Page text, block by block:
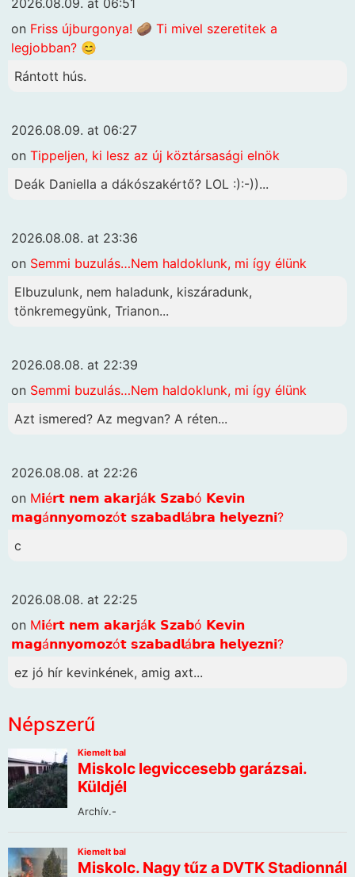
2026.08.09. at 06:51
on Friss újburgonya! 🥔 Ti mivel szeretitek a
legjobban? 😊
Rántott hús.
2026.08.09. at 06:27
on Tippeljen, ki lesz az új köztársasági elnök
Deák Daniella a dákószakértő? LOL :):-))...
2026.08.08. at 23:36
on Semmi buzulás…Nem haldoklunk, mi így élünk
Elbuzulunk, nem haladunk, kiszáradunk,
tönkremegyünk, Trianon...
2026.08.08. at 22:39
on Semmi buzulás…Nem haldoklunk, mi így élünk
Azt ismered? Az megvan? A réten...
2026.08.08. at 22:26
on M𝗶é𝗿𝘁 𝗻𝗲𝗺 𝗮𝗸𝗮𝗿𝗷á𝗸 𝗦𝘇𝗮𝗯ó 𝗞𝗲𝘃𝗶𝗻
𝗺𝗮𝗴á𝗻𝗻𝘆𝗼𝗺𝗼𝘇ó𝘁 𝘀𝘇𝗮𝗯𝗮𝗱𝗹á𝗯𝗿𝗮 𝗵𝗲𝗹𝘆𝗲𝘇𝗻𝗶?
c
2026.08.08. at 22:25
on M𝗶é𝗿𝘁 𝗻𝗲𝗺 𝗮𝗸𝗮𝗿𝗷á𝗸 𝗦𝘇𝗮𝗯ó 𝗞𝗲𝘃𝗶𝗻
𝗺𝗮𝗴á𝗻𝗻𝘆𝗼𝗺𝗼𝘇ó𝘁 𝘀𝘇𝗮𝗯𝗮𝗱𝗹á𝗯𝗿𝗮 𝗵𝗲𝗹𝘆𝗲𝘇𝗻𝗶?
ez jó hír kevinkének, amig axt...
Népszerű